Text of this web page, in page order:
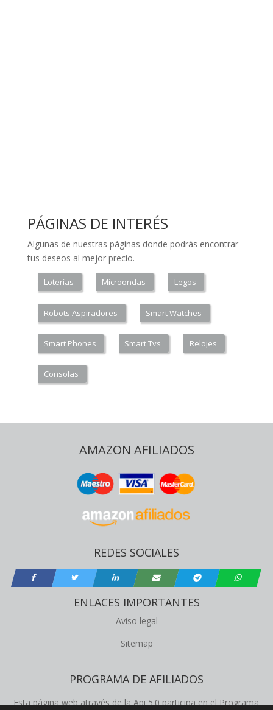
PÁGINAS DE INTERÉS
Algunas de nuestras páginas donde podrás encontrar
tus deseos al mejor precio.
Loterías Microondas Legos
Robots Aspiradores Smart Watches
Smart Phones Smart Tvs Relojes
Consolas
AMAZON AFILIADOS
REDES SOCIALES
ENLACES IMPORTANTES
Aviso legal
Sitemap
PROGRAMA DE AFILIADOS
Esta página web através de la Api 5.0 participa en el Programa